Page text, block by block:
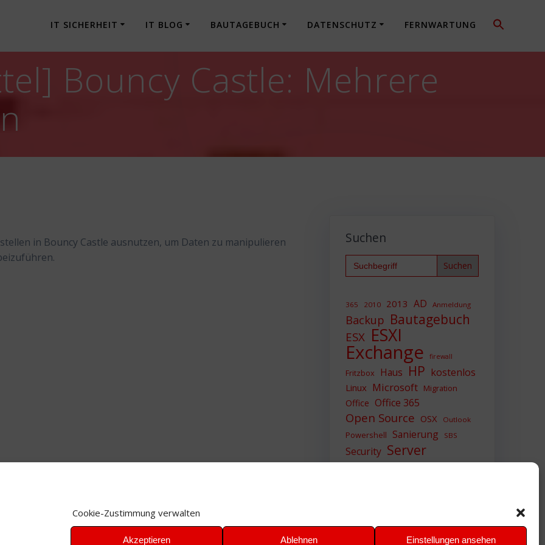
Cookie-Zustimmung verwalten
Akzeptieren Ablehnen Einstellungen ansehen
IT SICHERHEIT IT BLOG BAUTAGEBUCH DATENSCHUTZ FERNWARTUNG
Bouncy Castle: Mehrere
in Bouncy Castle ausnutzen, um Daten zu manipulieren
Suchen
Search
for:
365 2010 2013 AD Anmeldung
Backup Bautagebuch
ESX ESXI
Exchange firewall
Fritzbox Haus HP kostenlos
Linux Microsoft Migration
Office Office 365
Open Source OSX Outlook
Powershell Sanierung SBS
Security Server
Sicherheit SIEM
VMWare VPN WAZUH